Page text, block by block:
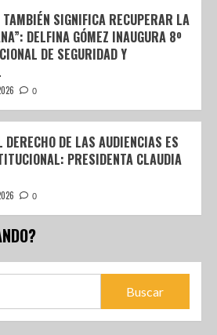
SIGNIFICA RECUPERAR LA
DELFINA GÓMEZ INAUGURA 8º
DE SEGURIDAD Y
0
DERECHO DE LAS AUDIENCIAS ES
PRESIDENTA CLAUDIA
0